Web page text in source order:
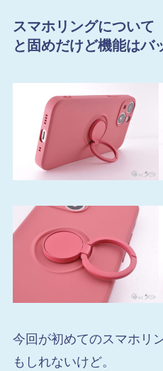
スマホリングについ
と固めだけど機能はバ
今回が初めてのスマホリ
もしれないけど。